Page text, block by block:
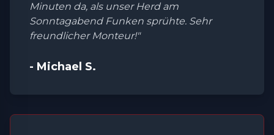
Minuten da, als unser Herd am
Sonntagabend Funken sprühte. Sehr
freundlicher Monteur!"
- Michael S.